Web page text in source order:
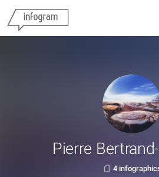
Pierre
4